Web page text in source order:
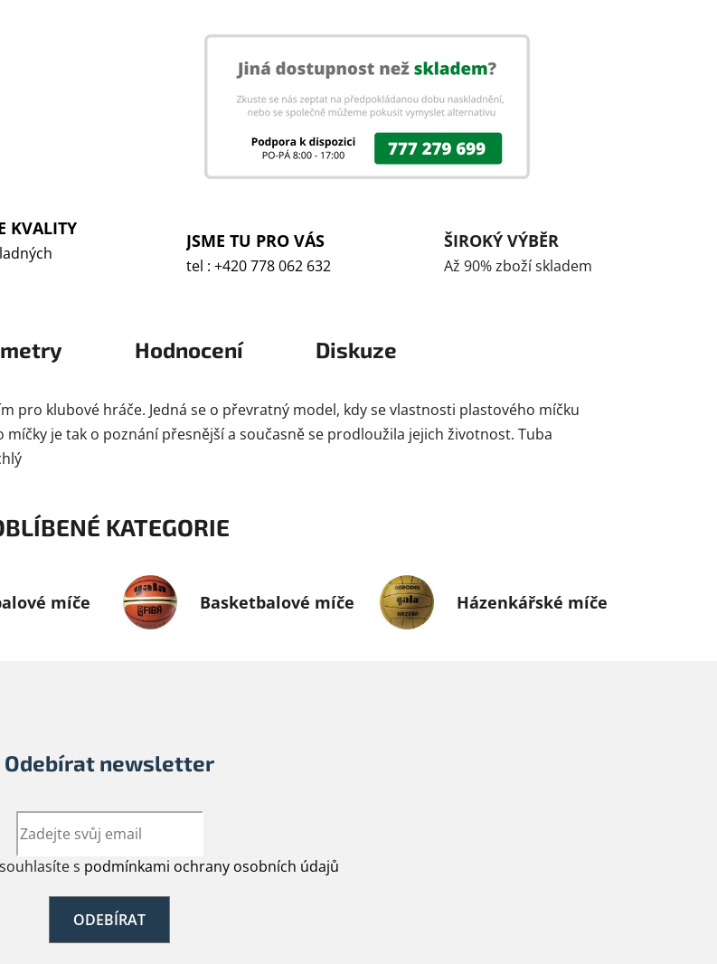
KVALITY
JSME TU PRO VÁS
tel : +420 778 062 632
ŠIROKÝ VÝBĚR
Až 90% zboží skladem
Hodnocení Diskuze
pro klubové hráče. Jedná se o převratný model, kdy se vlastnosti plastového míčku
je tak o poznání přesnější a současně se prodloužila jejich životnost. Tuba
KATEGORIE
míče Basketbalové míče Házenkářské míče
Odebírat newsletter
s podmínkami ochrany osobních údajů
ODEBÍRAT